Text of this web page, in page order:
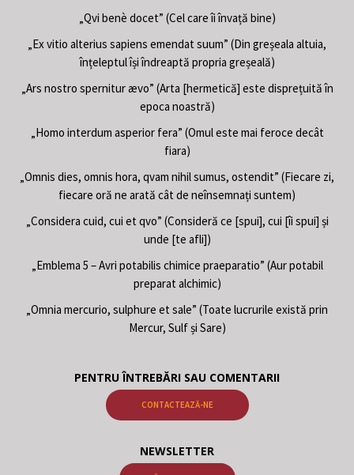
„Qvi benè docet” (Cel care îi învață bine)
„Ex vitio alterius sapiens emendat suum” (Din greșeala altuia,
înțeleptul își îndreaptă propria greșeală)
„Ars nostro spernitur ævo” (Arta [hermetică] este disprețuită în
epoca noastră)
„Homo interdum asperior fera” (Omul este mai feroce decât
fiara)
„Omnis dies, omnis hora, qvam nihil sumus, ostendit” (Fiecare zi,
fiecare oră ne arată cât de neînsemnați suntem)
„Considera cuid, cui et qvo” (Consideră ce [spui], cui [îi spui] și
unde [te afli])
„Emblema 5 – Avri potabilis chimice praeparatio” (Aur potabil
preparat alchimic)
„Omnia mercurio, sulphure et sale” (Toate lucrurile există prin
Mercur, Sulf și Sare)
PENTRU ÎNTREBĂRI SAU COMENTARII
CONTACTEAZĂ-NE
NEWSLETTER